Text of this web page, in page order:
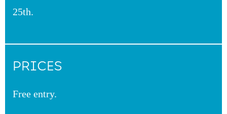
25th.
PRICES
Free entry.